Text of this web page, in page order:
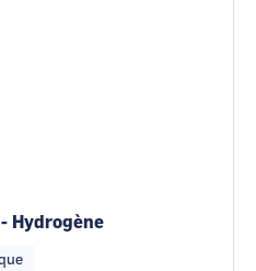
Hydrogène